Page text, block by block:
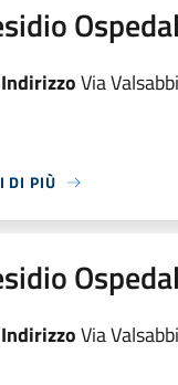
IndirizzoVia
DI PIÙ
IndirizzoVia